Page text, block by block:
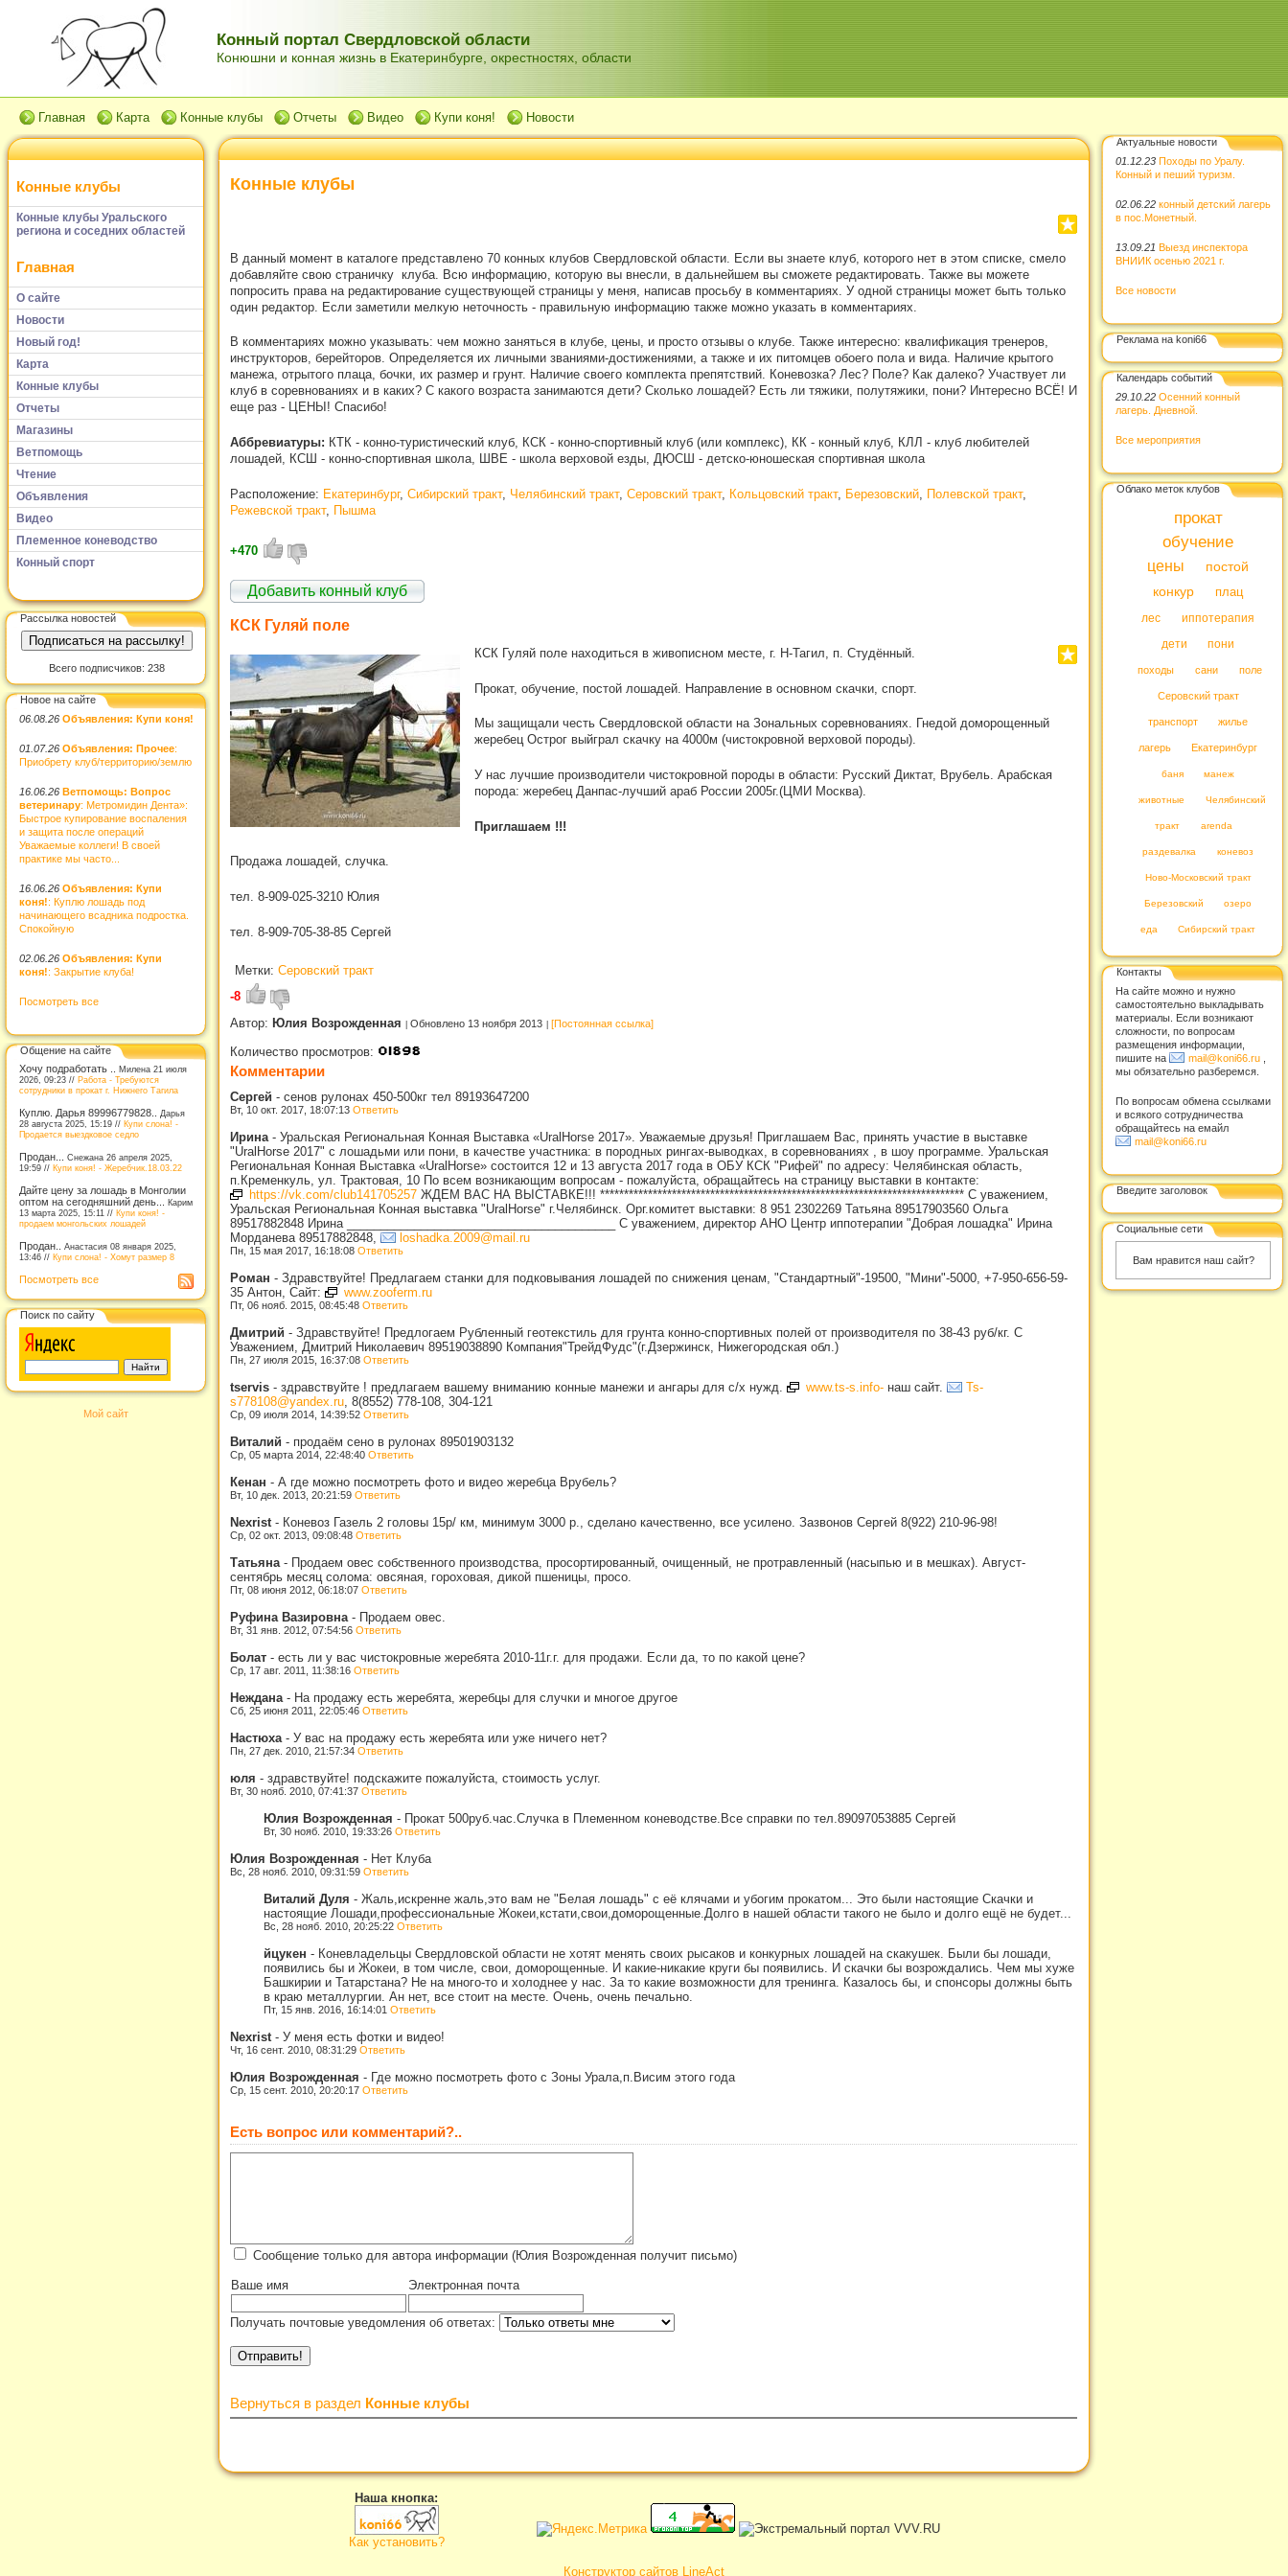
Конный портал Свердловской области
Конюшни и конная жизнь в Екатеринбурге, окрестностях, области
Главная Карта Конные клубы Отчеты Видео Купи коня! Новости
Конные клубы
Конные клубы Уральского
региона и соседних областей
Главная
О сайте
Новости
Новый год!
Карта
Конные клубы
Отчеты
Магазины
Ветпомощь
Чтение
Объявления
Видео
Племенное коневодство
Конный спорт
Рассылка новостей
Всего подписчиков: 238
Новое на сайте
06.08.26 Объявления: Купи коня!
01.07.26 Объявления: Прочее:
Приобрету клуб/территорию/землю
16.06.26 Ветпомощь: Вопрос
ветеринару: Метромидин Дента»:
Быстрое купирование воспаления
и защита после операций
Уважаемые коллеги! В своей
практике мы часто...
16.06.26 Объявления: Купи
коня!: Куплю лошадь под
начинающего всадника подростка.
Спокойную
02.06.26 Объявления: Купи
коня!: Закрытие клуба!
Посмотреть все
Общение на сайте
Хочу подработать .. Милена 21 июля
2026, 09:23 // Работа - Требуются
сотрудники в прокат г. Нижнего Тагила
Куплю. Дарья 89996779828..
Дарья
28 августа 2025, 15:19 // Купи слона! -
Продается выездковое седло
Продан... Снежана 26 апреля 2025,
19:59 // Купи коня! - Жеребчик.18.03.22
Дайте цену за лошадь в Монголии
оптом на сегодняшний день... Карим
13 марта 2025, 15:11 // Купи коня! -
продаем монгольских лошадей
Продан.. Анастасия 08 января 2025,
13:46 // Купи слона! - Хомут размер 8
Посмотреть все
Поиск по сайту
Мой сайт
Конные клубы
В данный момент в каталоге представлено 70 конных клубов Свердловской области. Если вы знаете клуб, которого нет в этом списке, смело
добавляйте свою страничку клуба. Всю информацию, которую вы внесли, в дальнейшем вы сможете редактировать. Также вы можете
попросить права на редактирование существующей страницы у меня, написав просьбу в комментариях. У одной страницы может быть только
один редактор. Если заметили мелкую неточность - правильную информацию также можно указать в комментариях.
В комментариях можно указывать: чем можно заняться в клубе, цены, и просто отзывы о клубе. Также интересно: квалификация тренеров,
инструкторов, берейторов. Определяется их личными званиями-достижениями, а также и их питомцев обоего пола и вида. Наличие крытого
манежа, отрытого плаца, бочки, их размер и грунт. Наличие своего комплекта препятствий. Коневозка? Лес? Поле? Как далеко? Участвует ли
клуб в соревнованиях и в каких? С какого возраста занимаются дети? Сколько лошадей? Есть ли тяжики, полутяжики, пони? Интересно ВСЁ! И
еще раз - ЦЕНЫ! Спасибо!
Аббревиатуры: КТК - конно-туристический клуб, КCК - конно-спортивный клуб (или комплекс), КК - конный клуб, КЛЛ - клуб любителей
лошадей, КСШ - конно-спортивная школа, ШВЕ - школа верховой езды, ДЮСШ - детско-юношеская спортивная школа
Расположение: Екатеринбург, Сибирский тракт, Челябинский тракт, Серовский тракт, Кольцовский тракт, Березовский Полевской тракт,
Режевской тракт, Пышма
+470
Добавить конный клуб
КСК Гуляй поле
КСК Гуляй поле находиться в живописном месте, г. Н-Тагил, п. Cтудённый.
Прокат, обучение, постой лошадей. Направление в основном скачки, спорт.
Мы защищали честь Свердловской области на Зональных соревнованиях. Гнедой доморощенный
жеребец Острог выйграл скачку на 4000м (чистокровной верховой породы).
У нас лучшие производители чистокровной породы в области: Русский Диктат, Врубель. Арабская
порода: жеребец Данпас-лучший араб России 2005г.(ЦМИ Москва).
Приглашаем !!!
Продажа лошадей, случка.
тел. 8-909-025-3210 Юлия
тел. 8-909-705-38-85 Сергей
Метки: Серовский тракт
-8
Автор: Юлия Возрожденная Обновлено 13 ноября 2013 [Постоянная ссылка]
Количество просмотров:
Комментарии
Сергей - сенов рулонах 450-500кг тел 89193647200
Вт, 10 окт. 2017, 18:07:13 Ответить
Ирина - Уральская Региональная Конная Выставка «UralHorse 2017». Уважаемые друзья! Приглашаем Вас, принять участие в выставке
"UralHorse 2017" с лошадьми или пони, в качестве участника: в породных рингах-выводках, в соревнованиях , в шоу программе. Уральская
Региональная Конная Выставка «UralHorse» состоится 12 и 13 августа 2017 года в ОБУ КСК "Рифей" по адресу: Челябинская область,
п.Кременкуль, ул. Трактовая, 10 По всем возникающим вопросам - пожалуйста, обращайтесь на страницу выставки в контакте:
https://vk.com/club141705257 ЖДЕМ ВАС НА ВЫСТАВКЕ!!! **************************************************************************** С уважением,
Уральская Региональная Конная выставка "UralHorse" г.Челябинск. Орг.комитет выставки: 8 951 2302269 Татьяна 89517903560 Ольга
89517882848 Ирина ________________________________________ С уважением, директор АНО Центр иппотерапии "Добрая лошадка" Ирина
Морданева 89517882848,
loshadka.2009@mail.ru
Пн, 15 мая 2017, 16:18:08 Ответить
Роман - Здравствуйте! Предлагаем станки для подковывания лошадей по снижения ценам, "Стандартный"-19500, "Мини"-5000, +7-950-656-59-
35 Антон, Сайт:
www.zooferm.ru
Пт, 06 нояб. 2015, 08:45:48 Ответить
Дмитрий - Здравствуйте! Предлогаем Рубленный геотекстиль для грунта конно-спортивных полей от производителя по 38-43 руб/кг. С
Уважением, Дмитрий Николаевич 89519038890 Компания"ТрейдФудс"(г.Дзержинск, Нижегородская обл.)
Пн, 27 июля 2015, 16:37:08 Ответить
tservis - здравствуйте ! предлагаем вашему вниманию конные манежи и ангары для с/х нужд. www.ts-s.info- наш сайт.
Ts-
s778108@yandex.ru, 8(8552) 778-108, 304-121
Ср, 09 июля 2014, 14:39:52 Ответить
Виталий - продаём сено в рулонах 89501903132
Ср, 05 марта 2014, 22:48:40 Ответить
Кенан - А где можно посмотреть фото и видео жеребца Врубель?
Вт, 10 дек. 2013, 20:21:59 Ответить
Nexrist - Коневоз Газель 2 головы 15р/ км, минимум 3000 р., сделано качественно, все усилено. Зазвонов Сергей 8(922) 210-96-98!
Ср, 02 окт. 2013, 09:08:48 Ответить
Татьяна - Продаем овес собственного производства, просортированный, очищенный, не протравленный (насыпью и в мешках). Август-
сентябрь месяц солома: овсяная, гороховая, дикой пшеницы, просо.
Пт, 08 июня 2012, 06:18:07 Ответить
Руфина Вазировна - Продаем овес.
Вт, 31 янв. 2012, 07:54:56 Ответить
Болат - есть ли у вас чистокровные жеребята 2010-11г.г. для продажи. Если да, то по какой цене?
Ср, 17 авг. 2011, 11:38:16 Ответить
Неждана - На продажу есть жеребята, жеребцы для случки и многое другое
Сб, 25 июня 2011, 22:05:46 Ответить
Настюха - У вас на продажу есть жеребята или уже ничего нет?
Пн, 27 дек. 2010, 21:57:34 Ответить
юля - здравствуйте! подскажите пожалуйста, стоимость услуг.
Вт, 30 нояб. 2010, 07:41:37 Ответить
Юлия Возрожденная - Прокат 500руб.час.Случка в Племенном коневодстве.Все справки по тел.89097053885 Сергей
Вт, 30 нояб. 2010, 19:33:26 Ответить
Юлия Возрожденная - Нет Клуба
Вс, 28 нояб. 2010, 09:31:59 Ответить
Виталий Дуля - Жаль,искренне жаль,это вам не "Белая лошадь" с её клячами и убогим прокатом... Это были настоящие Скачки и
настоящие Лошади,профессиональные Жокеи,кстати,свои,доморощенные.Долго в нашей области такого не было и долго ещё не будет...
Вс, 28 нояб. 2010, 20:25:22 Ответить
йцукен - Коневладельцы Свердловской области не хотят менять своих рысаков и конкурных лошадей на скакушек. Были бы лошади,
появились бы и Жокеи, в том числе, свои, доморощенные. И какие-никакие круги бы появились. И скачки бы возрождались. Чем мы хуже
Башкирии и Татарстана? Не на много-то и холоднее у нас. За то какие возможности для тренинга. Казалось бы, и спонсоры должны быть
в краю металлургии. Ан нет, все стоит на месте. Очень, очень печально.
Пт, 15 янв. 2016, 16:14:01 Ответить
Nexrist - У меня есть фотки и видео!
Чт, 16 сент. 2010, 08:31:29 Ответить
Юлия Возрожденная - Где можно посмотреть фото с Зоны Урала,п.Висим этого года
Ср, 15 сент. 2010, 20:20:17 Ответить
Есть вопрос или комментарий?..
Сообщение только для автора информации (Юлия Возрожденная получит письмо)
Ваше имя Электронная почта
Получать почтовые уведомления об ответах:
Вернуться в раздел Конные клубы
Актуальные новости
01.12.23 Походы по Уралу.
Конный и пеший туризм.
02.06.22 конный детский лагерь
в пос.Монетный.
13.09.21 Выезд инспектора
ВНИИК осенью 2021 г.
Все новости
Реклама на koni66
Календарь событий
29.10.22 Осенний конный
лагерь. Дневной.
Все мероприятия
Облако меток клубов
прокат
обучение
цены
постой
конкур
плац
лес
иппотерапия
дети
пони
походы сани поле
Серовский тракт
транспорт жилье
лагерь Екатеринбург
баня манеж
животные Челябинский
тракт arenda
раздевалка коневоз
Ново-Московский тракт
Березовский озеро
еда Сибирский тракт
Контакты
На сайте можно и нужно
самостоятельно выкладывать
материалы. Если возникают
сложности, по вопросам
размещения информации,
пишите на
mail@koni66.ru
мы обязательно разберемся.
По вопросам обмена ссылками
и всякого сотрудничества
обращайтесь на емайл
mail@koni66.ru
Введите заголовок
Социальные сети
Вам нравится наш сайт?
Наша кнопка:
Как установить?
Конструктор сайтов LineAct